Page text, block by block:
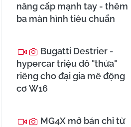
nâng cấp mạnh tay - thêm
ba màn hình tiêu chuẩn
Bugatti Destrier -
hypercar triệu đô "thửa"
riêng cho đại gia mê động
cơ W16
MG4X mở bán chỉ từ